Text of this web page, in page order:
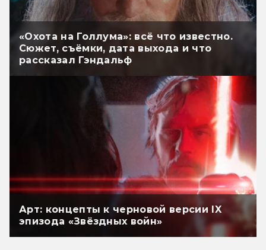
«Охота на Голлума»: всё что известно.
Сюжет, съёмки, дата выхода и что
рассказал Гэндальф
Арт: концепты к черновой версии IX
эпизода «Звёздных войн»